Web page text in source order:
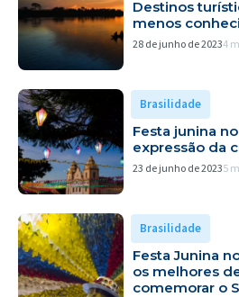
Destinos
menos
28 de junho de 20234
Brasilidade
Festa junina
expressão da
23 de junho de 20235
Brasilidade
Festa Junina
os melhores
comemorar o